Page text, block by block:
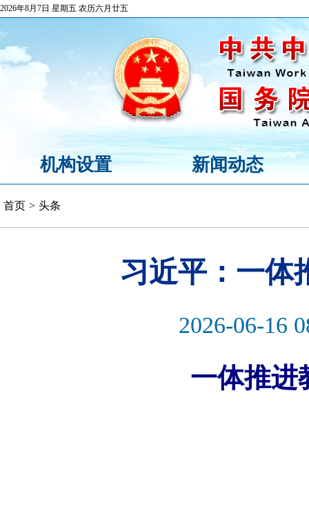
2026年8月7日 星期五 农历六月廿五
机构设置 新闻动态
首页 > 头条
习近平：一体
2026-06-16
一体推进